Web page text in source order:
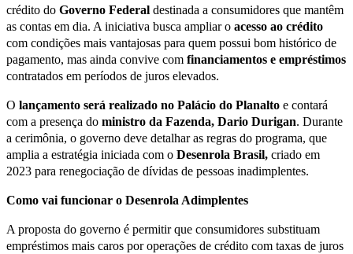
crédito do Governo Federal destinada a consumidores que mantêm
as contas em dia. A iniciativa busca ampliar o acesso ao crédito
com condições mais vantajosas para quem possui bom histórico de
pagamento, mas ainda convive com financiamentos e empréstimos
contratados em períodos de juros elevados.
O lançamento será realizado no Palácio do Planalto e contará
com a presença do ministro da Fazenda, Dario Durigan. Durante
a cerimônia, o governo deve detalhar as regras do programa, que
amplia a estratégia iniciada com o Desenrola Brasil, criado em
2023 para renegociação de dívidas de pessoas inadimplentes.
Como vai funcionar o Desenrola Adimplentes
A proposta do governo é permitir que consumidores substituam
empréstimos mais caros por operações de crédito com taxas de juros